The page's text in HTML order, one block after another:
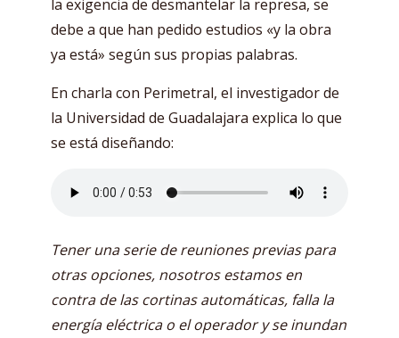
la exigencia de desmantelar la represa, se
debe a que han pedido estudios «y la obra
ya está» según sus propias palabras.
En charla con Perimetral, el investigador de
la Universidad de Guadalajara explica lo que
se está diseñando:
Tener una serie de reuniones previas para
otras opciones, nosotros estamos en
contra de las cortinas automáticas, falla la
energía eléctrica o el operador y se inundan